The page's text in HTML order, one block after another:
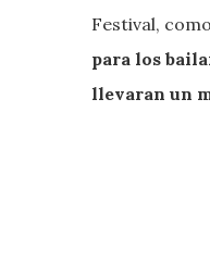
Festival, como
para los
llevaran un